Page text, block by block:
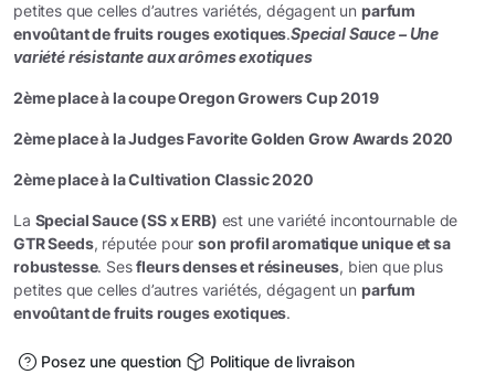
petites que celles d’autres variétés, dégagent un parfum
envoûtant de fruits rouges exotiques.Special Sauce – Une
variété résistante aux arômes exotiques
2ème place à la coupe Oregon Growers Cup 2019
2ème place à la Judges Favorite Golden Grow Awards 2020
2ème place à la Cultivation Classic 2020
La Special Sauce (SS x ERB) est une variété incontournable de
GTR Seeds, réputée pourson profil aromatique unique et sa
robustesse. Sesfleurs denses et résineuses, bien que plus
petites que celles d’autres variétés, dégagent un parfum
envoûtant de fruits rouges exotiques.
Posez une question
Politique de livraison